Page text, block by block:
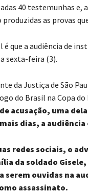
40 testemunhas e,
as provas
é que a audiência de
sexta-feira (3).
da Justiça de São
do Brasil na Copa do
acusação, uma
dias, a
redes sociais, o
da soldado
serem ouvidas na
assassinato.